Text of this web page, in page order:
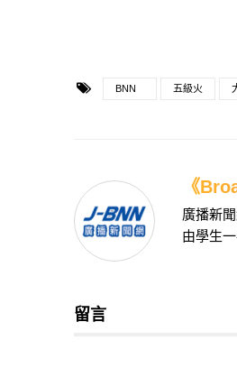
BNN 五級火
《
廣播新
由學生
留言